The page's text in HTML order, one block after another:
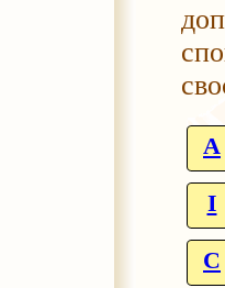
A
І
С